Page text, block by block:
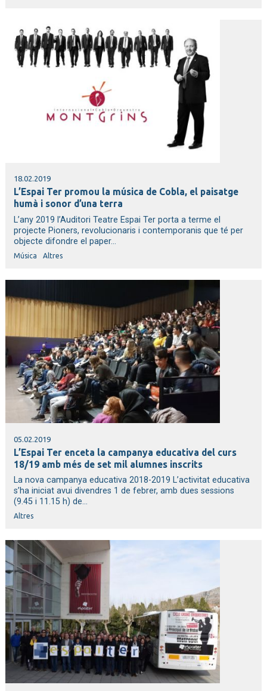
18.02.2019
L’Espai Ter promou la música de Cobla, el paisatge
humà i sonor d’una terra
L’any 2019 l’Auditori Teatre Espai Ter porta a terme el
projecte Pioners, revolucionaris i contemporanis que té per
objecte difondre el paper...
Música Altres
05.02.2019
L’Espai Ter enceta la campanya educativa del curs
18/19 amb més de set mil alumnes inscrits
La nova campanya educativa 2018-2019 L’activitat educativa
s’ha iniciat avui divendres 1 de febrer, amb dues sessions
(9.45 i 11.15 h) de...
Altres